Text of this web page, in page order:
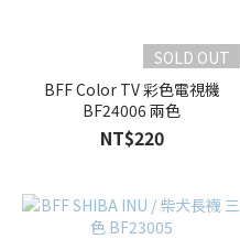
SOLD OUT
BFF Color TV 彩色電視機
BF24006 兩色
NT$220